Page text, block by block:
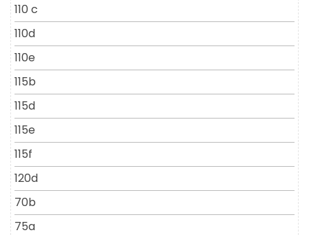
110 c
110d
110e
115b
115d
115e
115f
120d
70b
75a